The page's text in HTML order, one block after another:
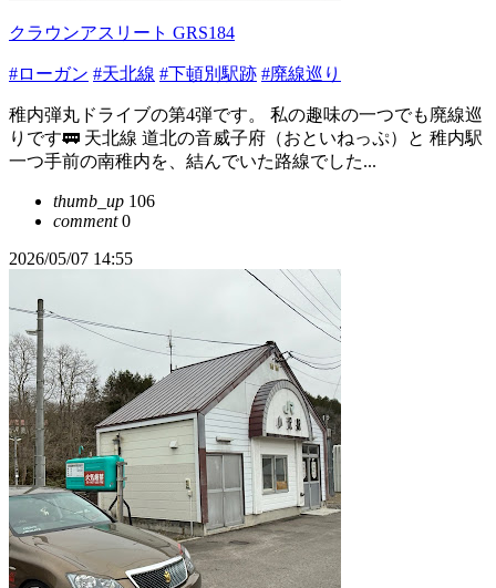
クラウンアスリート GRS184
#ローガン #天北線 #下頓別駅跡 #廃線巡り
稚内弾丸ドライブの第4弾です。 私の趣味の一つでも廃線巡
りです🚃 天北線 道北の音威子府（おといねっぷ）と 稚内駅
一つ手前の南稚内を、結んでいた路線でした...
thumb_up 106
comment0
2026/05/07 14:55